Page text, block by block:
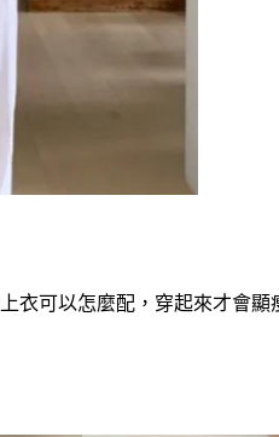
可以怎麼配，穿起來才會